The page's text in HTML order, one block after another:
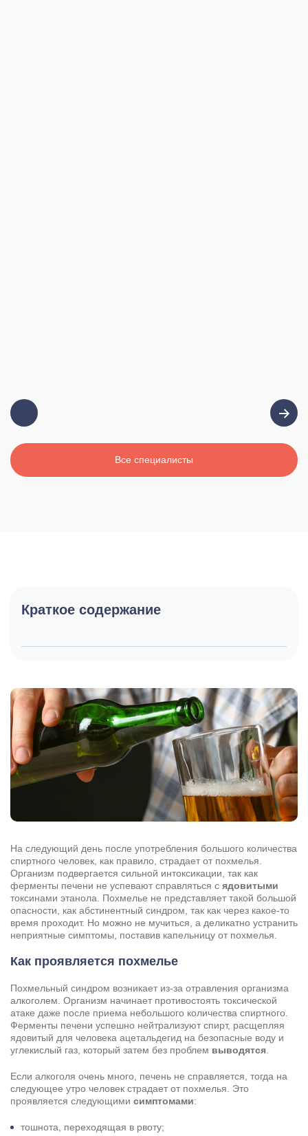
Все специалисты
Краткое содержание
На следующий день после употребления большого количества
спиртного человек, как правило, страдает от похмелья.
Организм подвергается сильной интоксикации, так как
ферменты печени не успевают справляться с ядовитыми
токсинами этанола. Похмелье не представляет такой большой
опасности, как абстинентный синдром, так как через какое-то
время проходит. Но можно не мучиться, а деликатно устранить
неприятные симптомы, поставив капельницу от похмелья.
Как проявляется похмелье
Похмельный синдром возникает из-за отравления организма
алкоголем. Организм начинает противостоять токсической
атаке даже после приема небольшого количества спиртного.
Ферменты печени успешно нейтрализуют спирт, расщепляя
ядовитый для человека ацетальдегид на безопасные воду и
углекислый газ, который затем без проблем выводятся
Если алкоголя очень много, печень не справляется, тогда на
следующее утро человек страдает от похмелья. Это
проявляется следующими симптомами:
тошнота, переходящая в рвоту;
Бесплатная консультация
Оставьте данные и мы вам перезвоним!
Выбор города
Поиск по сайту
Задать вопрос
Задайте свой вопрос и мы ответим вам